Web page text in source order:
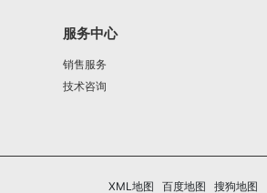
服务中心
销售服务
技术咨询
XML地图 百度地图 搜狗地图